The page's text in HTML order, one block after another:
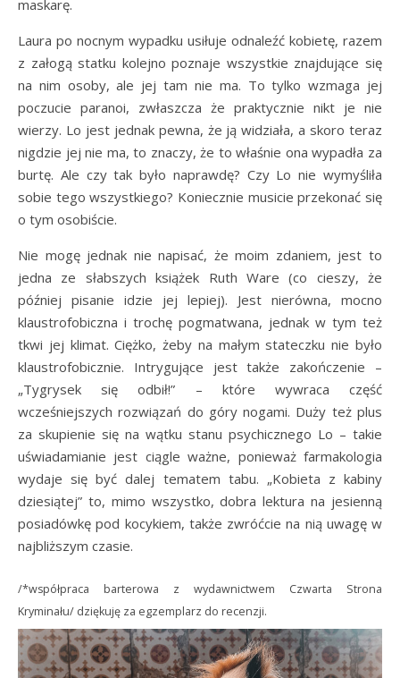
maskarę.
Laura po nocnym wypadku usiłuje odnaleźć kobietę, razem
z załogą statku kolejno poznaje wszystkie znajdujące się
na nim osoby, ale jej tam nie ma. To tylko wzmaga jej
poczucie paranoi, zwłaszcza że praktycznie nikt je nie
wierzy. Lo jest jednak pewna, że ją widziała, a skoro teraz
nigdzie jej nie ma, to znaczy, że to właśnie ona wypadła za
burtę. Ale czy tak było naprawdę? Czy Lo nie wymyśliła
sobie tego wszystkiego? Koniecznie musicie przekonać się
o tym osobiście.
Nie mogę jednak nie napisać, że moim zdaniem, jest to
jedna ze słabszych książek Ruth Ware (co cieszy, że
później pisanie idzie jej lepiej). Jest nierówna, mocno
klaustrofobiczna i trochę pogmatwana, jednak w tym też
tkwi jej klimat. Ciężko, żeby na małym stateczku nie było
klaustrofobicznie. Intrygujące jest także zakończenie –
„Tygrysek się odbił!” – które wywraca część
wcześniejszych rozwiązań do góry nogami. Duży też plus
za skupienie się na wątku stanu psychicznego Lo – takie
uświadamianie jest ciągle ważne, ponieważ farmakologia
wydaje się być dalej tematem tabu. „Kobieta z kabiny
dziesiątej” to, mimo wszystko, dobra lektura na jesienną
posiadówkę pod kocykiem, także zwróćcie na nią uwagę w
najbliższym czasie.
/*współpraca barterowa z wydawnictwem Czwarta Strona
Kryminału/ dziękuję za egzemplarz do recenzji.